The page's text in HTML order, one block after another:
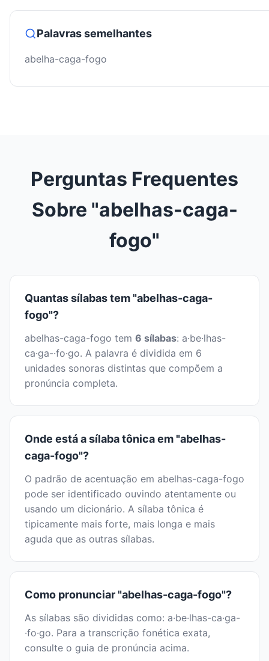
Palavras semelhantes
abelha-caga-fogo
Perguntas Frequentes
Sobre "abelhas-caga-
fogo"
Quantas sílabas tem "abelhas-caga-
fogo"?
abelhas-caga-fogo tem 6 sílabas: a·be·lhas-
ca·ga-·fo·go. A palavra é dividida em 6
unidades sonoras distintas que compõem a
pronúncia completa.
Onde está a sílaba tônica em "abelhas-
caga-fogo"?
O padrão de acentuação em abelhas-caga-fogo
pode ser identificado ouvindo atentamente ou
usando um dicionário. A sílaba tônica é
tipicamente mais forte, mais longa e mais
aguda que as outras sílabas.
Como pronunciar "abelhas-caga-fogo"?
As sílabas são divididas como: a·be·lhas-ca·ga-
·fo·go. Para a transcrição fonética exata,
consulte o guia de pronúncia acima.